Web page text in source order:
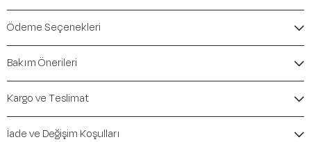
Marka:Maraton
Renk:Beyaz
Kalıp / Form:
Mevsim:İlkbahar-Yaz
Ödeme Seçenekleri
Bakım Önerileri
Kargo ve Teslimat
İade ve Değişim Koşulları